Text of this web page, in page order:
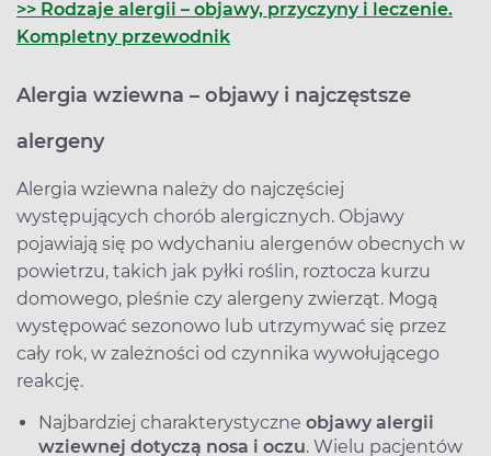
>> Rodzaje alergii – objawy, przyczyny i leczenie.
Kompletny przewodnik
Alergia wziewna – objawy i najczęstsze
alergeny
Alergia wziewna należy do najczęściej
występujących chorób alergicznych. Objawy
pojawiają się po wdychaniu alergenów obecnych w
powietrzu, takich jak pyłki roślin, roztocza kurzu
domowego, pleśnie czy alergeny zwierząt. Mogą
występować sezonowo lub utrzymywać się przez
cały rok, w zależności od czynnika wywołującego
reakcję.
Najbardziej charakterystyczne objawy alergii
wziewnej dotyczą nosa i oczu. Wielu pacjentów